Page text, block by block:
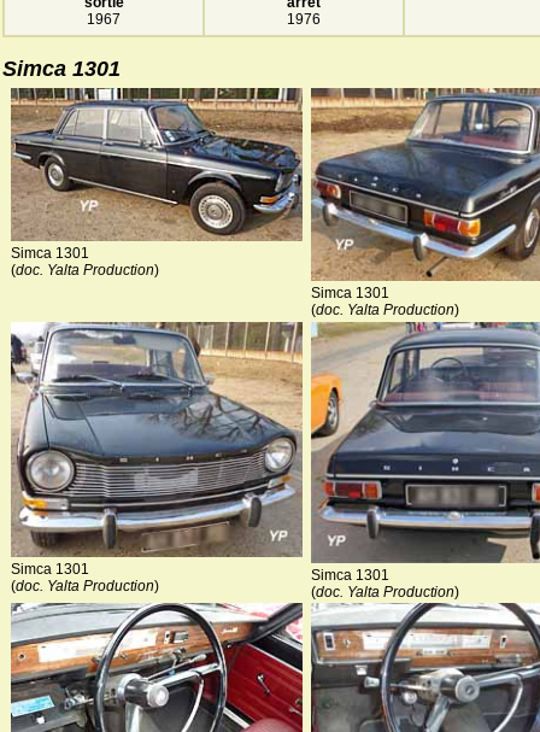
1967
1976
Simca 1301
Simca 1301
(doc. Yalta Production)
Simca 1301
(doc. Yalta Production)
Simca 1301
(doc. Yalta Production)
Simca 1301
(doc. Yalta Production)